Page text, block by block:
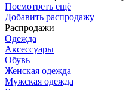
Посмотреть ещё
Добавить распродажу
Распродажи
Одежда
Аксессуары
Обувь
Женская одежда
Мужская одежда